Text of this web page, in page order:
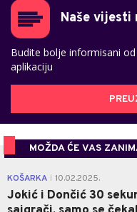
Naše vijesti
Budite bolje informisani
aplikaciju
MOŽDA ĆE VAS
KOŠARKA 10.02.2025.
Jokić i Dončić 30